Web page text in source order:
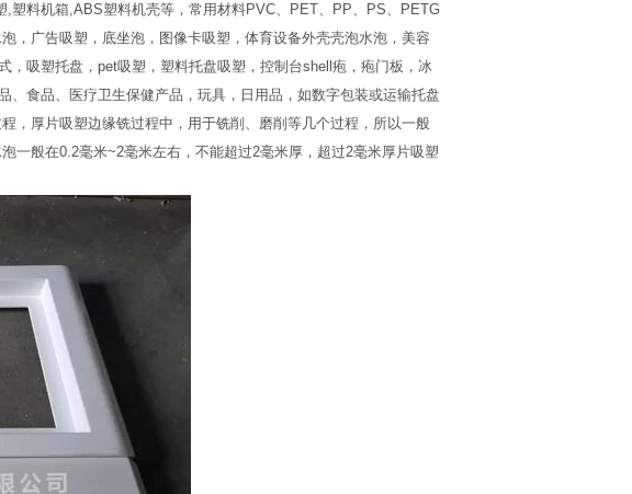
料机箱,ABS塑料机壳等，常用材料PVC、PET、PP、PS、PETG
，广告吸塑，底坐泡，图像卡吸塑，体育设备外壳壳泡水泡，美容
吸塑托盘，pet吸塑，塑料托盘吸塑，控制台shell疱，疱门板，冰
食品、医疗卫生保健产品，玩具，日用品，如数字包装或运输托盘
，厚片吸塑边缘铣过程中，用于铣削、磨削等几个过程，所以一般
一般在0.2毫米~2毫米左右，不能超过2毫米厚，超过2毫米厚片吸塑